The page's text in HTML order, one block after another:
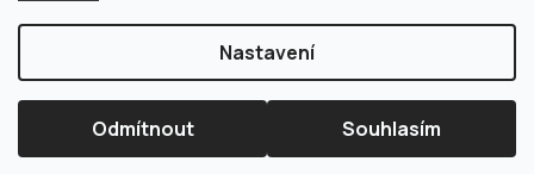
Nastavení
Odmítnout Souhlasím